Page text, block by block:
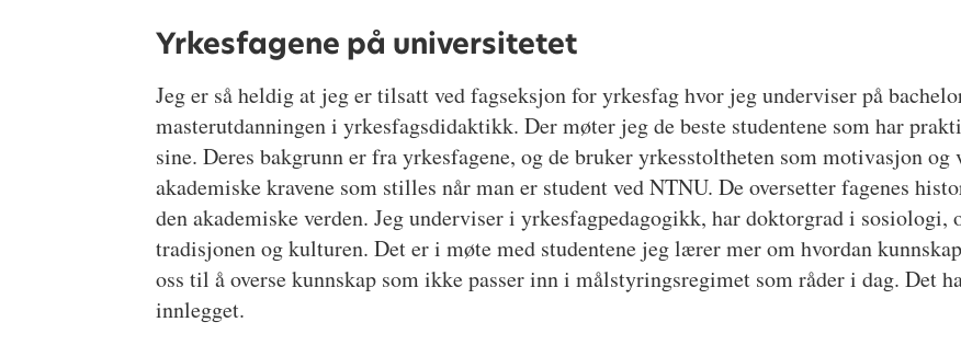
Yrkesfagene på universitetet
Jeg er så heldig at jeg er tilsatt ved fagseksjon for yrkesfag hvor jeg underviser på
masterutdanningen i yrkesfagsdidaktikk. Der møter jeg de beste studentene som har
sine. Deres bakgrunn er fra yrkesfagene, og de bruker yrkesstoltheten som motivasjon og
akademiske kravene som stilles når man er student ved NTNU. De oversetter fagenes
den akademiske verden. Jeg underviser i yrkesfagpedagogikk, har doktorgrad i sosiologi,
tradisjonen og kulturen. Det er i møte med studentene jeg lærer mer om hvordan
oss til å overse kunnskap som ikke passer inn i målstyringsregimet som råder i dag. Det
innlegget.